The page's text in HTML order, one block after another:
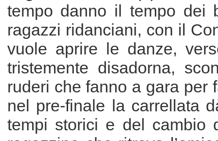
tempo danno il tempo dei
ragazzi ridanciani, con il
vuole aprire le danze,
tristemente disadorna,
ruderi che fanno a gara per
nel pre-finale la carrellata
tempi storici e del cambio